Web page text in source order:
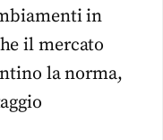
in
il mercato
la norma,